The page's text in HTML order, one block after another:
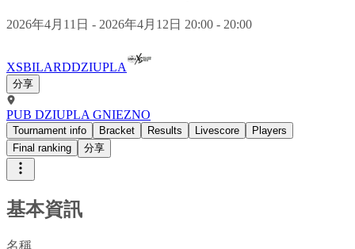
2026年4月11日 - 2026年4月12日 20:00 - 20:00
XSBILARDDZIUPLA
分享
PUB DZIUPLA GNIEZNO
Tournament info Bracket Results Livescore
Players
Final ranking
分享
基本資訊
名稱